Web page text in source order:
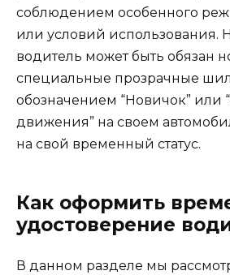
соблюдением особенного
или условий использования.
водитель может быть обязан
специальные прозрачные
обозначением “Новичок” или
движения” на своем
на свой временный статус.
Как оформить
удостоверение
В данном разделе мы